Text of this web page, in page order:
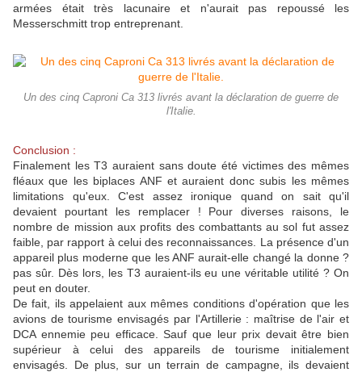
armées était très lacunaire et n'aurait pas repoussé les
Messerschmitt trop entreprenant.
Un des cinq Caproni Ca 313 livrés avant la déclaration de guerre de
l'Italie.
Conclusion :
Finalement les T3 auraient sans doute été victimes des mêmes
fléaux que les biplaces ANF et auraient donc subis les mêmes
limitations qu'eux. C'est assez ironique quand on sait qu'il
devaient pourtant les remplacer ! Pour diverses raisons, le
nombre de mission aux profits des combattants au sol fut assez
faible, par rapport à celui des reconnaissances. La présence d'un
appareil plus moderne que les ANF aurait-elle changé la donne ?
pas sûr. Dès lors, les T3 auraient-ils eu une véritable utilité ? On
peut en douter.
De fait, ils appelaient aux mêmes conditions d'opération que les
avions de tourisme envisagés par l'Artillerie : maîtrise de l'air et
DCA ennemie peu efficace. Sauf que leur prix devait être bien
supérieur à celui des appareils de tourisme initialement
envisagés. De plus, sur un terrain de campagne, ils devaient